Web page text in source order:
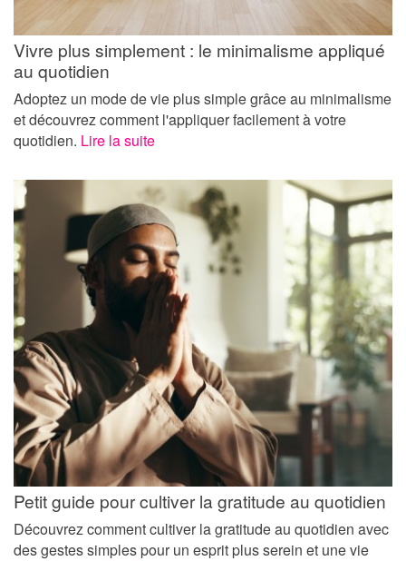
Vivre plus simplement : le minimalisme appliqué
au quotidien
Adoptez un mode de vie plus simple grâce au minimalisme
et découvrez comment l'appliquer facilement à votre
quotidien. Lire la suite
Petit guide pour cultiver la gratitude au quotidien
Découvrez comment cultiver la gratitude au quotidien avec
des gestes simples pour un esprit plus serein et une vie